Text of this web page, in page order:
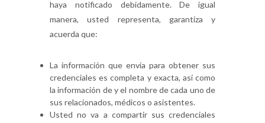
haya notificado debidamente. De igual
manera, usted representa, garantiza y
acuerda que:
La información que envía para obtener sus
credenciales es completa y exacta, así como
la información de y el nombre de cada uno de
sus relacionados, médicos o asistentes.
Usted no va a compartir sus credenciales